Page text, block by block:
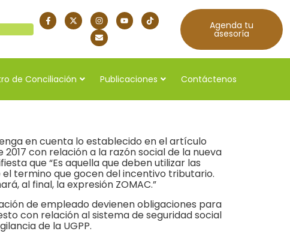
Agenda tu
asesoría
de Conciliación Publicaciones Contáctenos
en cuenta lo establecido en el artículo
2017 con relación a la razón social de la nueva
que “Es aquella que deben utilizar las
termino que gocen del incentivo tributario.
al final, la expresión ZOMAC.”
de empleado devienen obligaciones para
con relación al sistema de seguridad social
de la UGPP.